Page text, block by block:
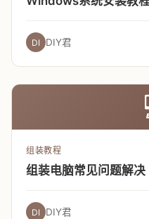
DI DIY君
组装教程
组装电脑常见问题解决
DI DIY君